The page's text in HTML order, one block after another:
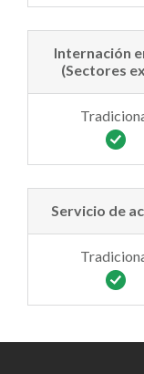
Internación
(Sectores
Servicio de